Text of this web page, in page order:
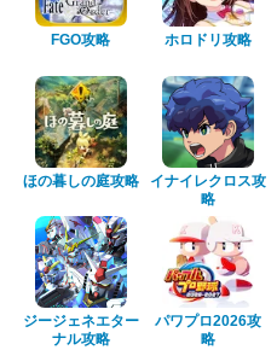
FGO攻略 ホロドリ攻略
ほの暮しの庭攻略
イナイレクロス攻
略
ジージェネエター
ナル攻略
パワプロ2026攻
略